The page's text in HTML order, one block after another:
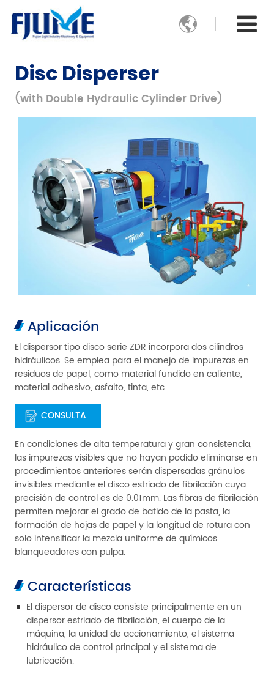

Disc Disperser
(with Double Hydraulic Cylinder Drive)
Aplicación
El dispersor tipo disco serie ZDR incorpora dos cilindros
hidráulicos. Se emplea para el manejo de impurezas en
residuos de papel, como material fundido en caliente,
material adhesivo, asfalto, tinta, etc.
CONSULTA
En condiciones de alta temperatura y gran consistencia,
las impurezas visibles que no hayan podido eliminarse en
procedimientos anteriores serán dispersadas gránulos
invisibles mediante el disco estriado de fibrilación cuya
precisión de control es de 0.01mm. Las fibras de fibrilación
permiten mejorar el grado de batido de la pasta, la
formación de hojas de papel y la longitud de rotura con
solo intensificar la mezcla uniforme de químicos
blanqueadores con pulpa.
Características
El dispersor de disco consiste principalmente en un
dispersor estriado de fibrilación, el cuerpo de la
máquina, la unidad de accionamiento, el sistema
hidráulico de control principal y el sistema de
lubricación.